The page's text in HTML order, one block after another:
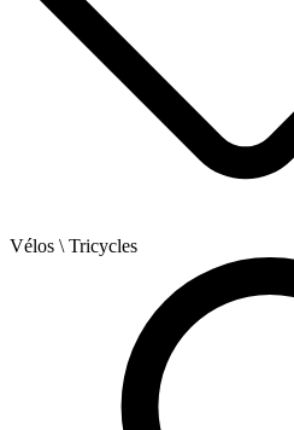
Vélos \ Tricycles